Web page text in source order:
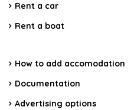
Rent a car
Rent a boat
How to add accomodation
Documentation
Advertising options